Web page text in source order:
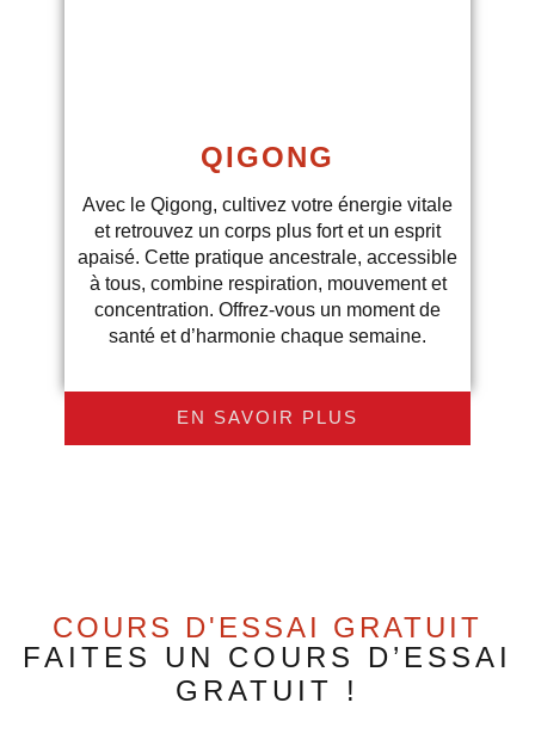
QIGONG
Avec le Qigong, cultivez votre énergie vitale
et retrouvez un corps plus fort et un esprit
apaisé. Cette pratique ancestrale, accessible
à tous, combine respiration, mouvement et
concentration. Offrez-vous un moment de
santé et d’harmonie chaque semaine.
EN SAVOIR PLUS
COURS D'ESSAI GRATUIT
FAITES UN COURS D’ESSAI
GRATUIT !